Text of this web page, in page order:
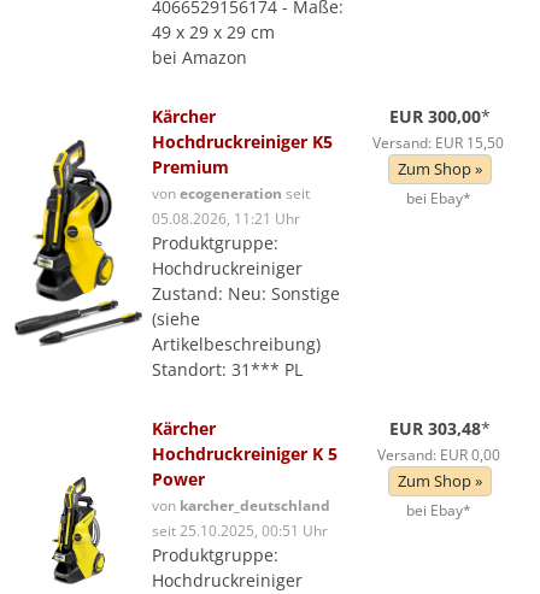
4066529156174 - Maße:
49 x 29 x 29 cm
bei Amazon
Kärcher
Hochdruckreiniger K5
Premium
vonecogeneration seit
05.08.2026, 11:21 Uhr
Produktgruppe:
Hochdruckreiniger
Zustand: Neu: Sonstige
(siehe
Artikelbeschreibung)
Standort: 31*** PL
EUR 300,00*
Versand: EUR 15,50
Zum Shop »
bei Ebay*
Kärcher
Hochdruckreiniger K 5
Power
von karcher_deutschland
seit 25.10.2025, 00:51 Uhr
Produktgruppe:
Hochdruckreiniger
EUR 303,48*
Versand: EUR 0,00
Zum Shop »
bei Ebay*